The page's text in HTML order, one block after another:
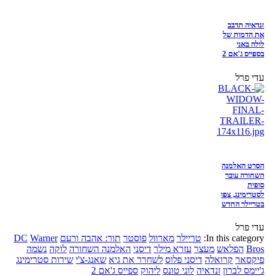
זנדאיה תדבב
את הדמות של
לולה באני
בספייס ג'אם 2
עדי פרל
הסרט האלמנה
השחורה עובר
סופית
לסטרימינג, צפו
בטריילר החדש
עדי פרל
In this category: טריילר מארוול פוסטר תור: אהבה ורעם DC Warner
Bros הפלאש מעצר עזרא מילר דיסני האלמנה השחורה לוקה נשמה
פיקסאר קרואלה דיסני פלוס לשחרר את גיא שאנג-צ'י שירות סטרימינג
ג'יימס לברון זנדאיה לוני טונס ליהוק ספייס ג'אם 2